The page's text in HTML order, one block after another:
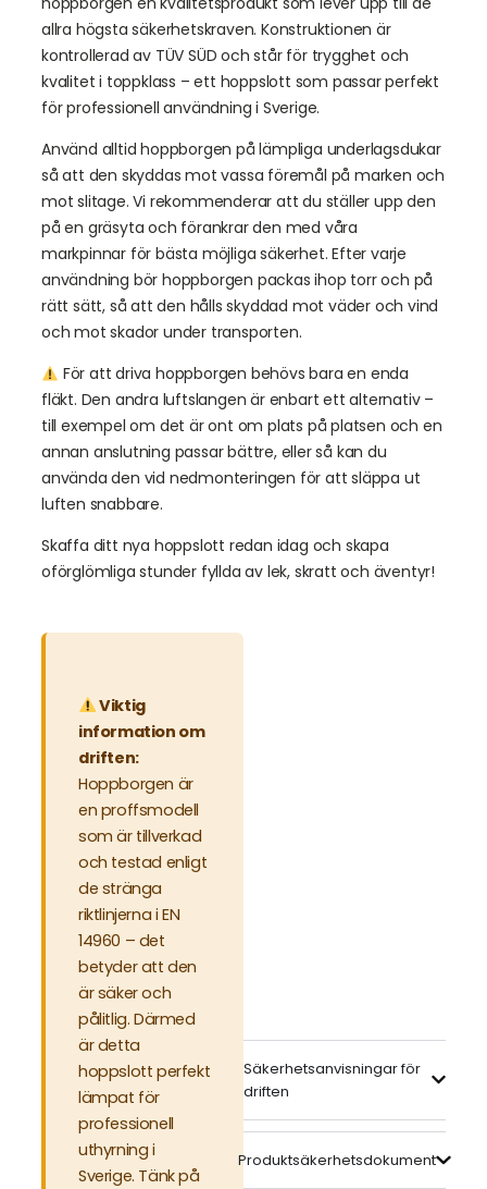
allra högsta säkerhetskraven. Konstruktionen är
kontrollerad av TÜV SÜD och står för trygghet och
kvalitet i toppklass – ett hoppslott som passar perfekt
för professionell användning i Sverige.
Använd alltid hoppborgen på lämpliga underlagsdukar
så att den skyddas mot vassa föremål på marken och
mot slitage. Vi rekommenderar att du ställer upp den
på en gräsyta och förankrar den med våra
markpinnar för bästa möjliga säkerhet. Efter varje
användning bör hoppborgen packas ihop torr och på
rätt sätt, så att den hålls skyddad mot väder och vind
och mot skador under transporten.
För att driva hoppborgen behövs bara en enda
fläkt. Den andra luftslangen är enbart ett alternativ –
till exempel om det är ont om plats på platsen och en
annan anslutning passar bättre, eller så kan du
använda den vid nedmonteringen för att släppa ut
luften snabbare.
Skaffa ditt nya hoppslott redan idag och skapa
oförglömliga stunder fyllda av lek, skratt och äventyr!
Viktig
information om
driften:
Hoppborgen är
en proffsmodell
som är tillverkad
och testad enligt
de stränga
riktlinjerna i EN
14960 – det
betyder att den
är säker och
pålitlig. Därmed
är detta
hoppslott perfekt
lämpat för
professionell
uthyrning i
Sverige. Tänk på
Säkerhetsanvisningar för
driften
Produktsäkerhetsdokument